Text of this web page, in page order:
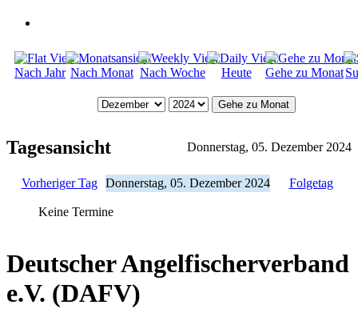
Nach Jahr Nach Monat Nach Woche Heute Gehe zu Monat
Gehe zu Monat
Tagesansicht Donnerstag, 05. Dezember 2024
Vorheriger Tag Donnerstag, 05. Dezember 2024 Folgetag
Keine Termine
Deutscher Angelfischerverband
e.V. (DAFV)